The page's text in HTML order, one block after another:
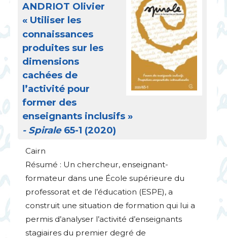
ANDRIOT Olivier
« Utiliser les
connaissances
produites sur les
dimensions
cachées de
l’activité pour
former des
enseignants inclusifs »
- Spirale65-1 (2020)
Cairn
Résumé : Un chercheur, enseignant-
formateur dans une École supérieure du
professorat et de l’éducation (ESPE), a
construit une situation de formation qui lui a
permis d’analyser l’activité d’enseignants
stagiaires du premier degré de